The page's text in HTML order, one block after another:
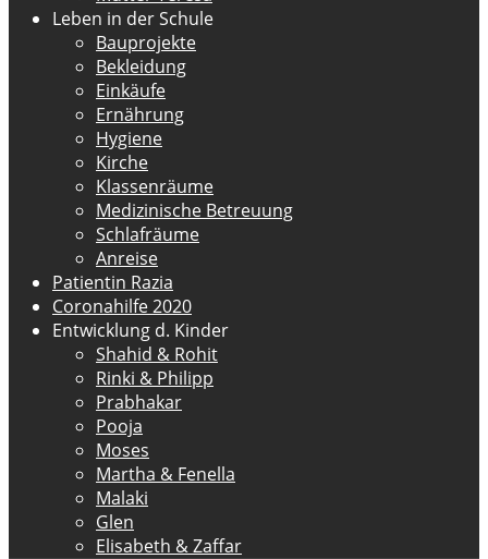
Leben in der Schule
Bauprojekte
Bekleidung
Einkäufe
Ernährung
Hygiene
Kirche
Klassenräume
Medizinische Betreuung
Schlafräume
Anreise
Patientin Razia
Coronahilfe 2020
Entwicklung d. Kinder
Shahid & Rohit
Rinki & Philipp
Prabhakar
Pooja
Moses
Martha & Fenella
Malaki
Glen
Elisabeth & Zaffar